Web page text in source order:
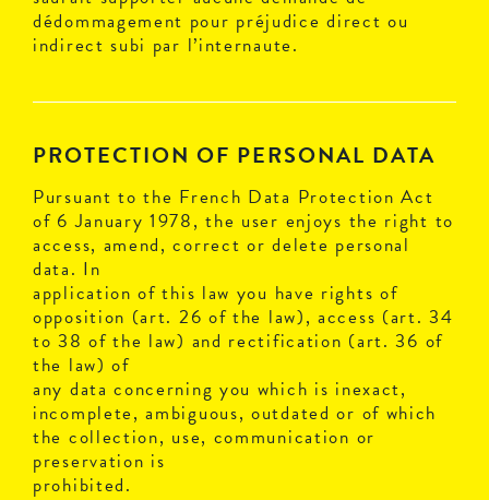
dédommagement pour préjudice direct ou
indirect subi par l’internaute.
PROTECTION OF PERSONAL DATA
Pursuant to the French Data Protection Act
of 6 January 1978, the user enjoys the right to
access, amend, correct or delete personal
data. In
application of this law you have rights of
opposition (art. 26 of the law), access (art. 34
to 38 of the law) and rectification (art. 36 of
the law) of
any data concerning you which is inexact,
incomplete, ambiguous, outdated or of which
the collection, use, communication or
preservation is
prohibited.